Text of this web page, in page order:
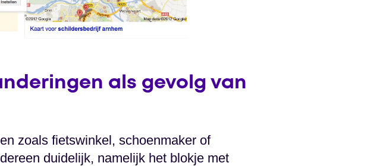
als gevolg van
zoals fietswinkel, schoenmaker of
duidelijk, namelijk het blokje met